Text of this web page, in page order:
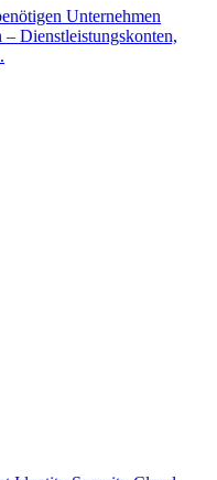
Unternehmen
Dienstleistungskonten,